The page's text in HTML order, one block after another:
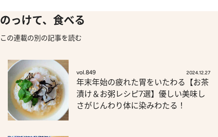
のっけて、食べる
この連載の別の記事を読む
vol.849 2024.12.27
年末年始の疲れた胃をいたわる【お茶
漬け＆お粥レシピ7選】優しい美味し
さがじんわり体に染みわたる！